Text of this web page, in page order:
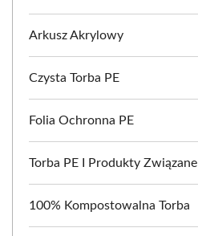
Arkusz Akrylowy
Czysta Torba PE
Folia Ochronna PE
Torba PE I Produkty Związane
100% Kompostowalna Torba